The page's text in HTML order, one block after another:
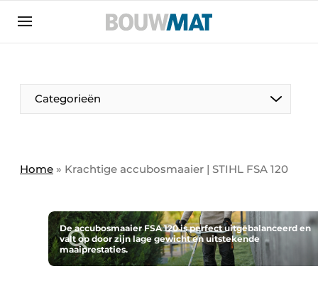
Aanmelden
Bedrijven
Bedrijven
Evenement aanmelden
Meest gelezen
Categorieën
Home » Krachtige accubosmaaier | STIHL FSA 120
De accubosmaaier FSA 120 is perfect uitgebalanceerd en
valt op door zijn lage gewicht en uitstekende
maaiprestaties.